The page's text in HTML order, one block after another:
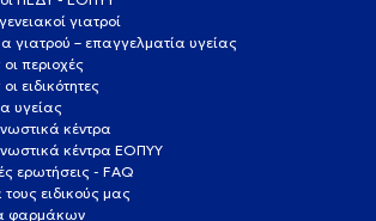
γιατροί
γιατρού – επαγγελματία υγείας
περιοχές
ειδικότητες
υγείας
κέντρα
κέντρα ΕΟΠΥΥ
ερωτήσεις - FAQ
ειδικούς μας
φαρμάκων